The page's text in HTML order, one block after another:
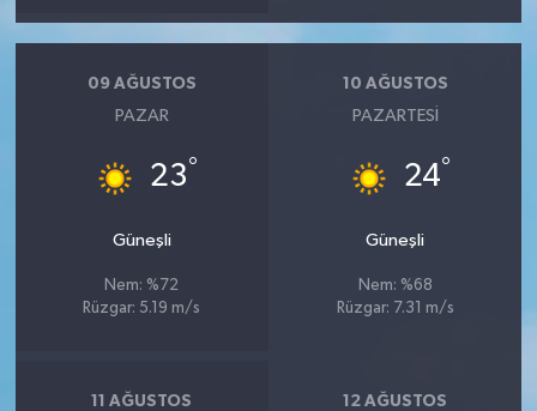
09 AĞUSTOS
PAZAR
23°
Güneşli
Nem: %72
Rüzgar: 5.19 m/s
10 AĞUSTOS
PAZARTESI
24°
Güneşli
Nem: %68
Rüzgar: 7.31 m/s
11 AĞUSTOS 12 AĞUSTOS